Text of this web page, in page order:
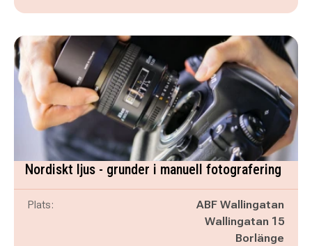
Nordiskt ljus - grunder i manuell fotografering
Plats:
ABF Wallingatan
Wallingatan 15
Borlänge